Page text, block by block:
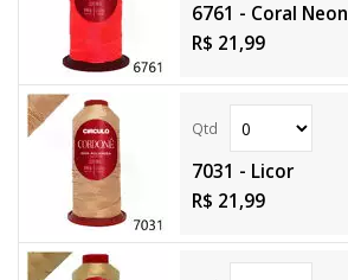
6761 - Coral Neon
R$ 21,99
7031 - Licor
R$ 21,99